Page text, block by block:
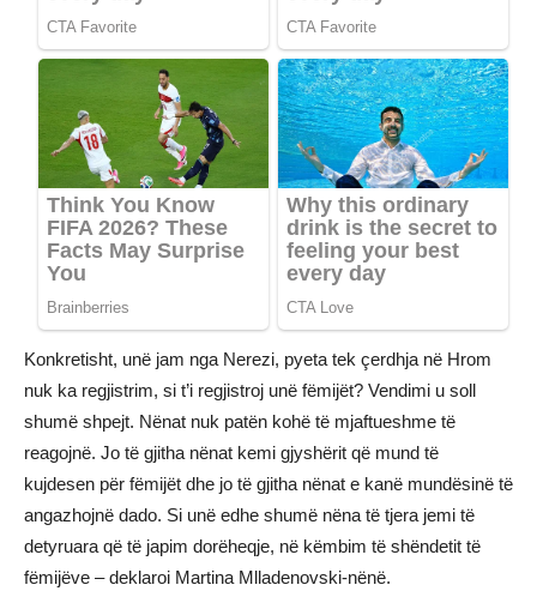
Konkretisht, unë jam nga Nerezi, pyeta tek çerdhja në Hrom
nuk ka regjistrim, si t’i regjistroj unë fëmijët? Vendimi u soll
shumë shpejt. Nënat nuk patën kohë të mjaftueshme të
reagojnë. Jo të gjitha nënat kemi gjyshërit që mund të
kujdesen për fëmijët dhe jo të gjitha nënat e kanë mundësinë të
angazhojnë dado. Si unë edhe shumë nëna të tjera jemi të
detyruara që të japim dorëheqje, në këmbim të shëndetit të
fëmijëve – deklaroi Martina Mlladenovski-nënë.